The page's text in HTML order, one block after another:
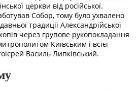
церкви від російської.
Собор, тому було ухвалено
традиції Александрійської
через групове рукопокладання
Київським і всієї
Василь Липківський.